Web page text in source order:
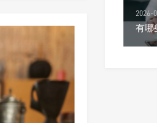
2026-
有哪